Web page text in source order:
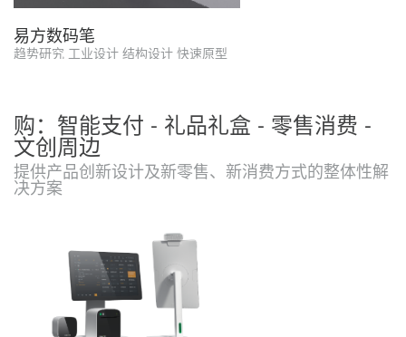
易方数码笔
趋势研究 工业设计 结构设计 快速原型
购：智能支付 - 礼品礼盒 - 零售消费 -
文创周边
提供产品创新设计及新零售、新消费方式的整体性解
决方案